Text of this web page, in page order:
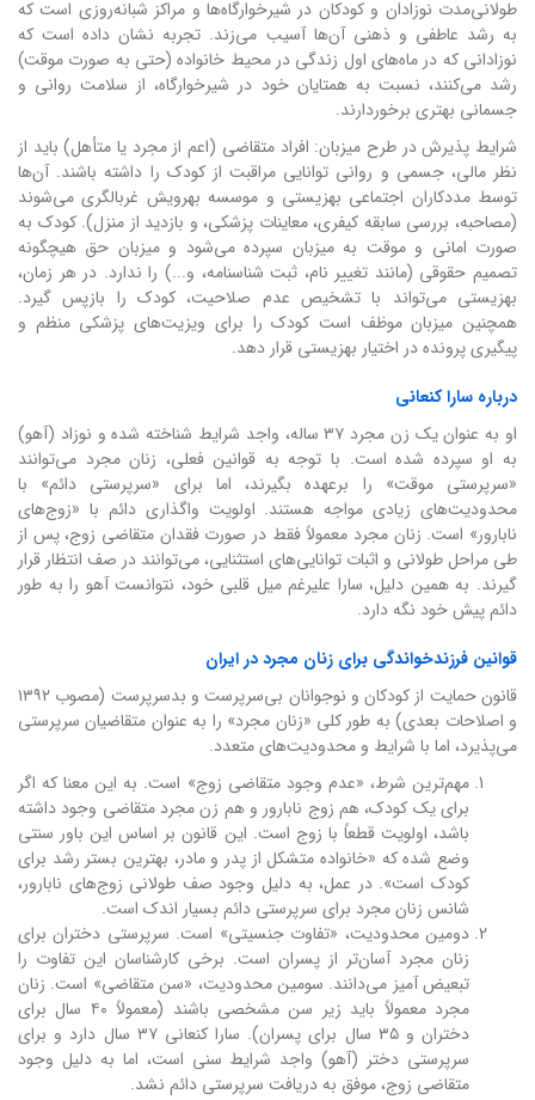
طولانی‌مدت نوزادان و کودکان در شیرخوارگاه‌ها و مراکز شبانه‌روزی است که
به رشد عاطفی و ذهنی آن‌ها آسیب می‌زند. تجربه نشان داده است که
نوزادانی که در ماه‌های اول زندگی در محیط خانواده (حتی به صورت موقت)
رشد می‌کنند، نسبت به همتایان خود در شیرخوارگاه، از سلامت روانی و
جسمانی بهتری برخوردارند.
شرایط پذیرش در طرح میزبان: افراد متقاضی (اعم از مجرد یا متأهل) باید از
نظر مالی، جسمی و روانی توانایی مراقبت از کودک را داشته باشند. آن‌ها
توسط مددکاران اجتماعی بهزیستی و موسسه بهرویش غربالگری می‌شوند
(مصاحبه، بررسی سابقه کیفری، معاینات پزشکی، و بازدید از منزل). کودک به
صورت امانی و موقت به میزبان سپرده می‌شود و میزبان حق هیچگونه
تصمیم حقوقی (مانند تغییر نام، ثبت شناسنامه، و...) را ندارد. در هر زمان،
بهزیستی می‌تواند با تشخیص عدم صلاحیت، کودک را بازپس گیرد.
همچنین میزبان موظف است کودک را برای ویزیت‌های پزشکی منظم و
پیگیری پرونده در اختیار بهزیستی قرار دهد.
درباره سارا کنعانی
او به عنوان یک زن مجرد ۳۷ ساله، واجد شرایط شناخته شده و نوزاد (آهو)
به او سپرده شده است. با توجه به قوانین فعلی، زنان مجرد می‌توانند
«سرپرستی موقت» را برعهده بگیرند، اما برای «سرپرستی دائم» با
محدودیت‌های زیادی مواجه هستند. اولویت واگذاری دائم با «زوج‌های
نابارور» است. زنان مجرد معمولاً فقط در صورت فقدان متقاضی زوج، پس از
طی مراحل طولانی و اثبات توانایی‌های استثنایی، می‌توانند در صف انتظار قرار
گیرند. به همین دلیل، سارا علیرغم میل قلبی خود، نتوانست آهو را به طور
دائم پیش خود نگه دارد.
قوانین فرزندخواندگی برای زنان مجرد در ایران
قانون حمایت از کودکان و نوجوانان بی‌سرپرست و بدسرپرست (مصوب ۱۳۹۲
و اصلاحات بعدی) به طور کلی «زنان مجرد» را به عنوان متقاضیان سرپرستی
می‌پذیرد، اما با شرایط و محدودیت‌های متعدد.
مهم‌ترین شرط، «عدم وجود متقاضی زوج» است. به این معنا که اگر
برای یک کودک، هم زوج نابارور و هم زن مجرد متقاضی وجود داشته
باشد، اولویت قطعاً با زوج است. این قانون بر اساس این باور سنتی
وضع شده که «خانواده متشکل از پدر و مادر، بهترین بستر رشد برای
کودک است». در عمل، به دلیل وجود صف طولانی زوج‌های نابارور،
شانس زنان مجرد برای سرپرستی دائم بسیار اندک است.
دومین محدودیت، «تفاوت جنسیتی» است. سرپرستی دختران برای
زنان مجرد آسان‌تر از پسران است. برخی کارشناسان این تفاوت را
تبعیض آمیز می‌دانند. سومین محدودیت، «سن متقاضی» است. زنان
مجرد معمولاً باید زیر سن مشخصی باشند (معمولاً ۴۰ سال برای
دختران و ۳۵ سال برای پسران). سارا کنعانی ۳۷ سال دارد و برای
سرپرستی دختر (آهو) واجد شرایط سنی است، اما به دلیل وجود
متقاضی زوج، موفق به دریافت سرپرستی دائم نشد.